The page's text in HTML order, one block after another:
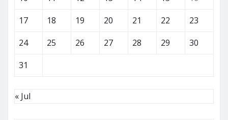
17
18 19 20 21 22
23
24
25 26 27 28 29
30
31
« Jul